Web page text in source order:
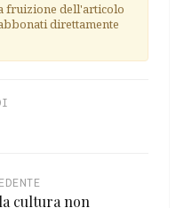
fruizione dell'articolo
direttamente
cultura non